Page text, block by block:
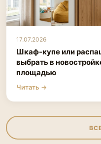
17.07.2026
Шкаф-купе или
выбрать в
площадью
Читать →